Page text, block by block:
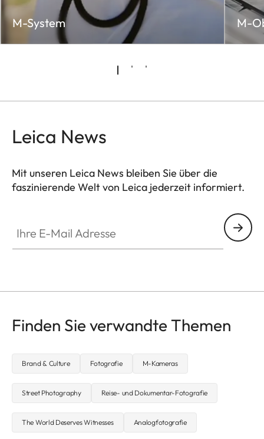
M-System M-
Leica News
Mit unseren Leica News bleiben Sie über die
faszinierende Welt von Leica jederzeit informiert.
Finden Sie verwandte Themen
Brand & Culture Fotografie M-Kameras
Street Photography Reise- und Dokumentar-Fotografie
The World Deserves Witnesses Analogfotografie